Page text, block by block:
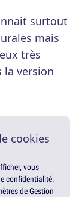
surtout
mais
très
la version
cookies
vous
confidentialité.
de Gestion